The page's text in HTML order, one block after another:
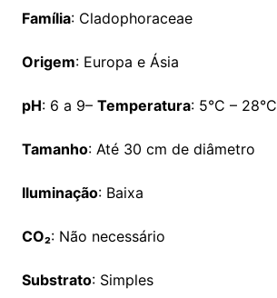
Família: Cladophoraceae
Origem: Europa e Ásia
pH: 6 a 9– Temperatura: 5°C – 28°C
Tamanho: Até 30 cm de diâmetro
Iluminação: Baixa
CO₂: Não necessário
Substrato: Simples